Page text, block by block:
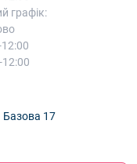
графік:
17